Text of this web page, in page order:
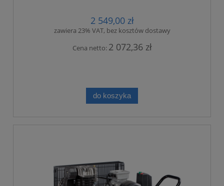
2 549,00 zł
zawiera 23% VAT, bez kosztów dostawy
Cena netto: 2 072,36 zł
do koszyka